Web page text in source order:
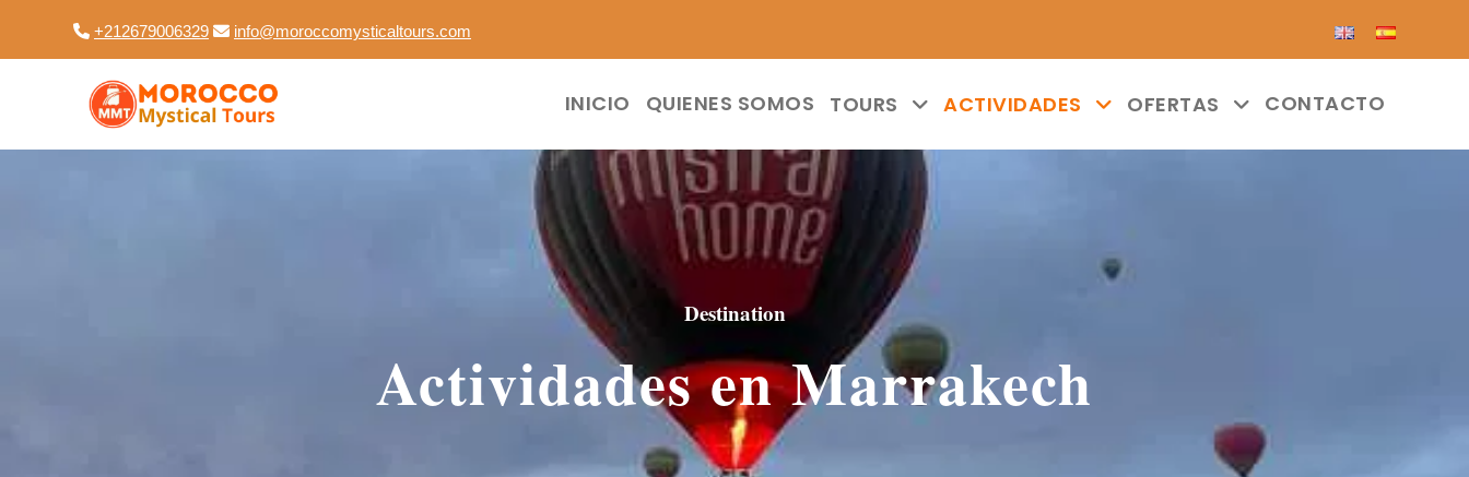
+212679006329 info@moroccomysticaltours.com
INICIO QUIENES SOMOS TOURS ACTIVIDADES OFERTAS CONTACTO
Destination
Actividades en Marrakech